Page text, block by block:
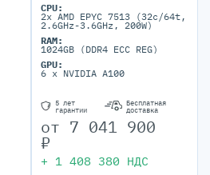
CPU:
2x AMD EPYC 7513 (32c/64t,
2.6GHz-3.6GHz, 200W)
RAM:
1024GB (DDR4 ECC REG)
GPU:
6 x NVIDIA A100
5 лет
гарантии
Бесплатная
доставка
от 7 041 900
₽
+ 1 408 380 НДС